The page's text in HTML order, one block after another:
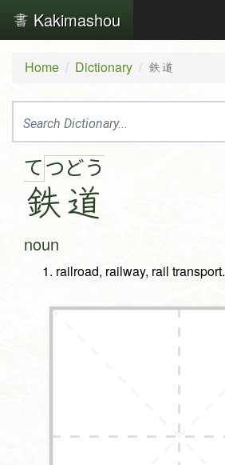
Kakimashou
Home Dictionary 鉄道
て つ
鉄
どう
道
noun
railroad, railway, rail transport.